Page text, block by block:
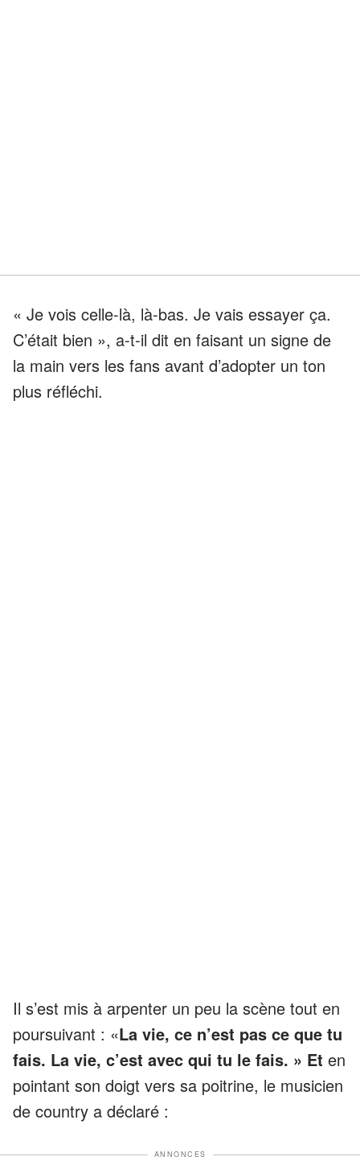
« Je vois celle-là, là-bas. Je vais essayer ça.
C’était bien », a-t-il dit en faisant un signe de
la main vers les fans avant d’adopter un ton
plus réfléchi.
Il s’est mis à arpenter un peu la scène tout en
poursuivant : «La vie, ce n’est pas ce que tu
fais. La vie, c’est avec qui tu le fais. » Et en
pointant son doigt vers sa poitrine, le musicien
de country a déclaré :
ANNONCES